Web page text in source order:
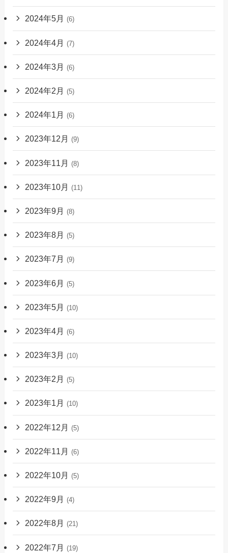
2024年5月 (6)
2024年4月 (7)
2024年3月 (6)
2024年2月 (5)
2024年1月 (6)
2023年12月 (9)
2023年11月 (8)
2023年10月 (11)
2023年9月 (8)
2023年8月 (5)
2023年7月 (9)
2023年6月 (5)
2023年5月 (10)
2023年4月 (6)
2023年3月 (10)
2023年2月 (5)
2023年1月 (10)
2022年12月 (5)
2022年11月 (6)
2022年10月 (5)
2022年9月 (4)
2022年8月 (21)
2022年7月 (19)